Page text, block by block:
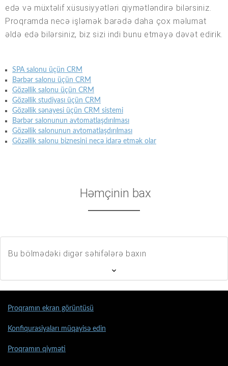
edə və müxtəlif xüsusiyyətləri qiymətləndirə bilərsiniz.
Proqramda necə işləmək barədə daha çox məlumat
əldə edə bilərsiniz, biz sizi indi bunu etməyə dəvət edirik.
SPA salonu üçün CRM
Bərbər salonu üçün CRM
Gözəllik salonu üçün CRM
Gözəllik studiyası üçün CRM
Gözəllik sənayesi üçün CRM sistemi
Bərbər salonunun avtomatlaşdırılması
Gözəllik salonunun avtomatlaşdırılması
Gözəllik salonu biznesini necə idarə etmək olar
Həmçinin bax
Bu bölmədəki digər səhifələrə baxın
Proqramın ekran görüntüsü
Konfiqurasiyaları müqayisə edin
Proqramın qiyməti